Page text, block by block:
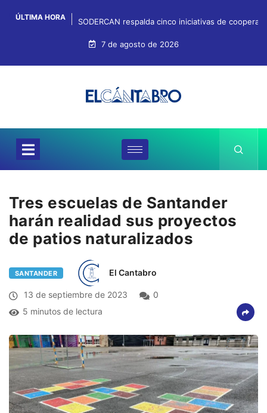
ÚLTIMA HORA SODERCAN respalda cinco iniciativas de
7 de agosto de 2026
Tres escuelas de Santander
harán realidad sus proyectos
de patios naturalizados
SANTANDER El Cantabro
13 de septiembre de 2023
0
5 minutos de lectura